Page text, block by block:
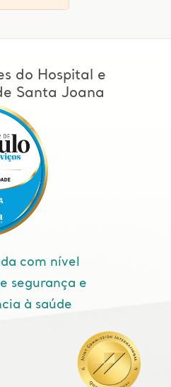
do Hospital e
Santa Joana
com nível
segurança e
à saúde